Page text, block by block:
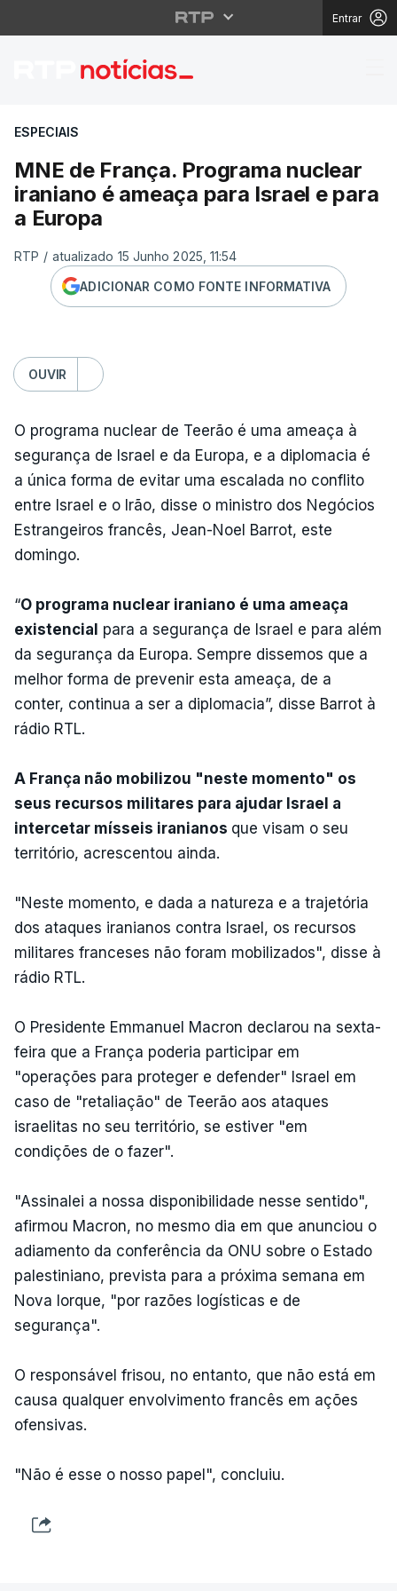
Entrar
MNE de França.
ESPECIAIS
MNE de França. Programa nuclear
iraniano é ameaça para Israel e para
a Europa
RTP / atualizado 15 Junho 2025, 11:54
ADICIONAR COMO FONTE INFORMATIVA
OUVIR
O programa nuclear de Teerão é uma ameaça à
segurança de Israel e da Europa, e a diplomacia é
a única forma de evitar uma escalada no conflito
entre Israel e o Irão, disse o ministro dos Negócios
Estrangeiros francês, Jean-Noel Barrot, este
domingo.
“O programa nuclear iraniano é uma ameaça
existencial para a segurança de Israel e para além
da segurança da Europa. Sempre dissemos que a
melhor forma de prevenir esta ameaça, de a
conter, continua a ser a diplomacia”, disse Barrot à
rádio RTL.
A França não mobilizou "neste momento" os
seus recursos militares para ajudar Israel a
intercetar mísseis iranianos que visam o seu
território, acrescentou ainda.
"Neste momento, e dada a natureza e a trajetória
dos ataques iranianos contra Israel, os recursos
militares franceses não foram mobilizados", disse à
rádio RTL.
O Presidente Emmanuel Macron declarou na sexta-
feira que a França poderia participar em
"operações para proteger e defender" Israel em
caso de "retaliação" de Teerão aos ataques
israelitas no seu território, se estiver "em
condições de o fazer".
"Assinalei a nossa disponibilidade nesse sentido",
afirmou Macron, no mesmo dia em que anunciou o
adiamento da conferência da ONU sobre o Estado
palestiniano, prevista para a próxima semana em
Nova Iorque, "por razões logísticas e de
segurança".
O responsável frisou, no entanto, que não está em
causa qualquer envolvimento francês em ações
ofensivas.
"Não é esse o nosso papel", concluiu.